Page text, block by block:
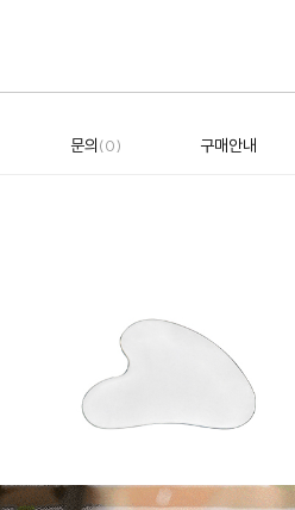
문의(0) 구매안내